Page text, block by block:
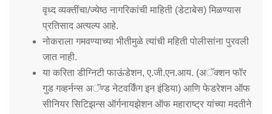
वृध्द व्यक्तींचा/ज्येष्ठ नागरिकांची माहिती (डेटाबेस) मिळण्यास
प्रतिसाद अत्यल्प आहे.
नोकराला गमवण्याच्या भीतीमुळे त्यांची महिती पोलीसांना पुरवली
जात नाही.
या करिता डीग्निटी फाऊंडेशन, ए.जी.एन.आय. (अॅक्शन फॉर
गुड गव्हर्नन्स अॅण्ड नेटवर्किंग इन इंडिया) आणि फेडरेशन ऑफ
सीनियर सिटिझन्स ऑर्गनायझेशन ऑफ महाराष्ट्र यांच्या मदतीने